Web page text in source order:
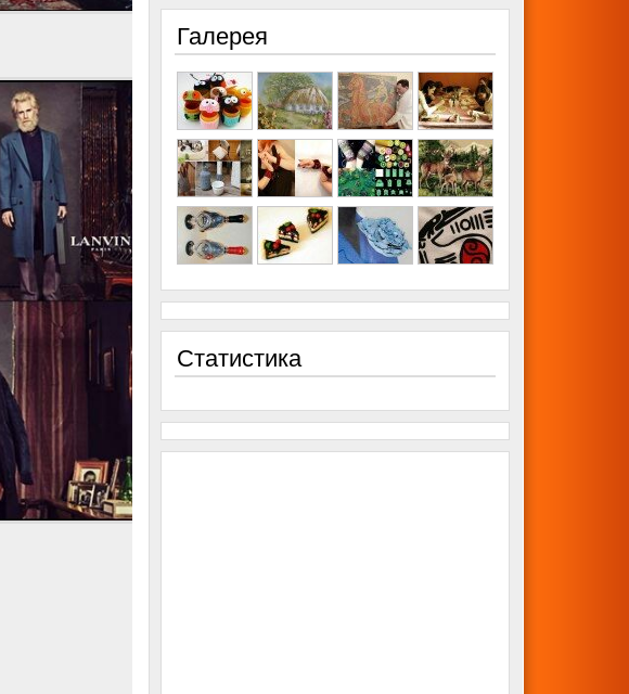
Галерея
Статистика